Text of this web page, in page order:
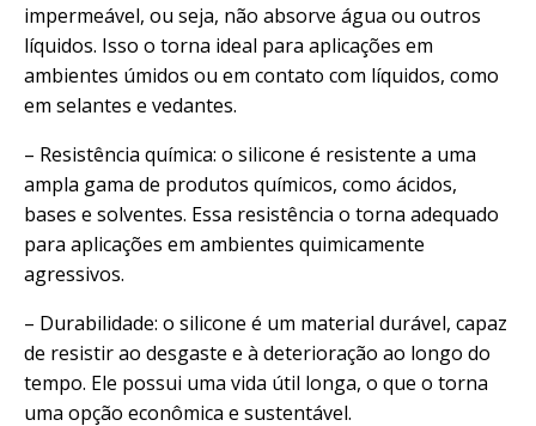
impermeável, ou seja, não absorve água ou outros
líquidos. Isso o torna ideal para aplicações em
ambientes úmidos ou em contato com líquidos, como
em selantes e vedantes.
– Resistência química: o silicone é resistente a uma
ampla gama de produtos químicos, como ácidos,
bases e solventes. Essa resistência o torna adequado
para aplicações em ambientes quimicamente
agressivos.
– Durabilidade: o silicone é um material durável, capaz
de resistir ao desgaste e à deterioração ao longo do
tempo. Ele possui uma vida útil longa, o que o torna
uma opção econômica e sustentável.